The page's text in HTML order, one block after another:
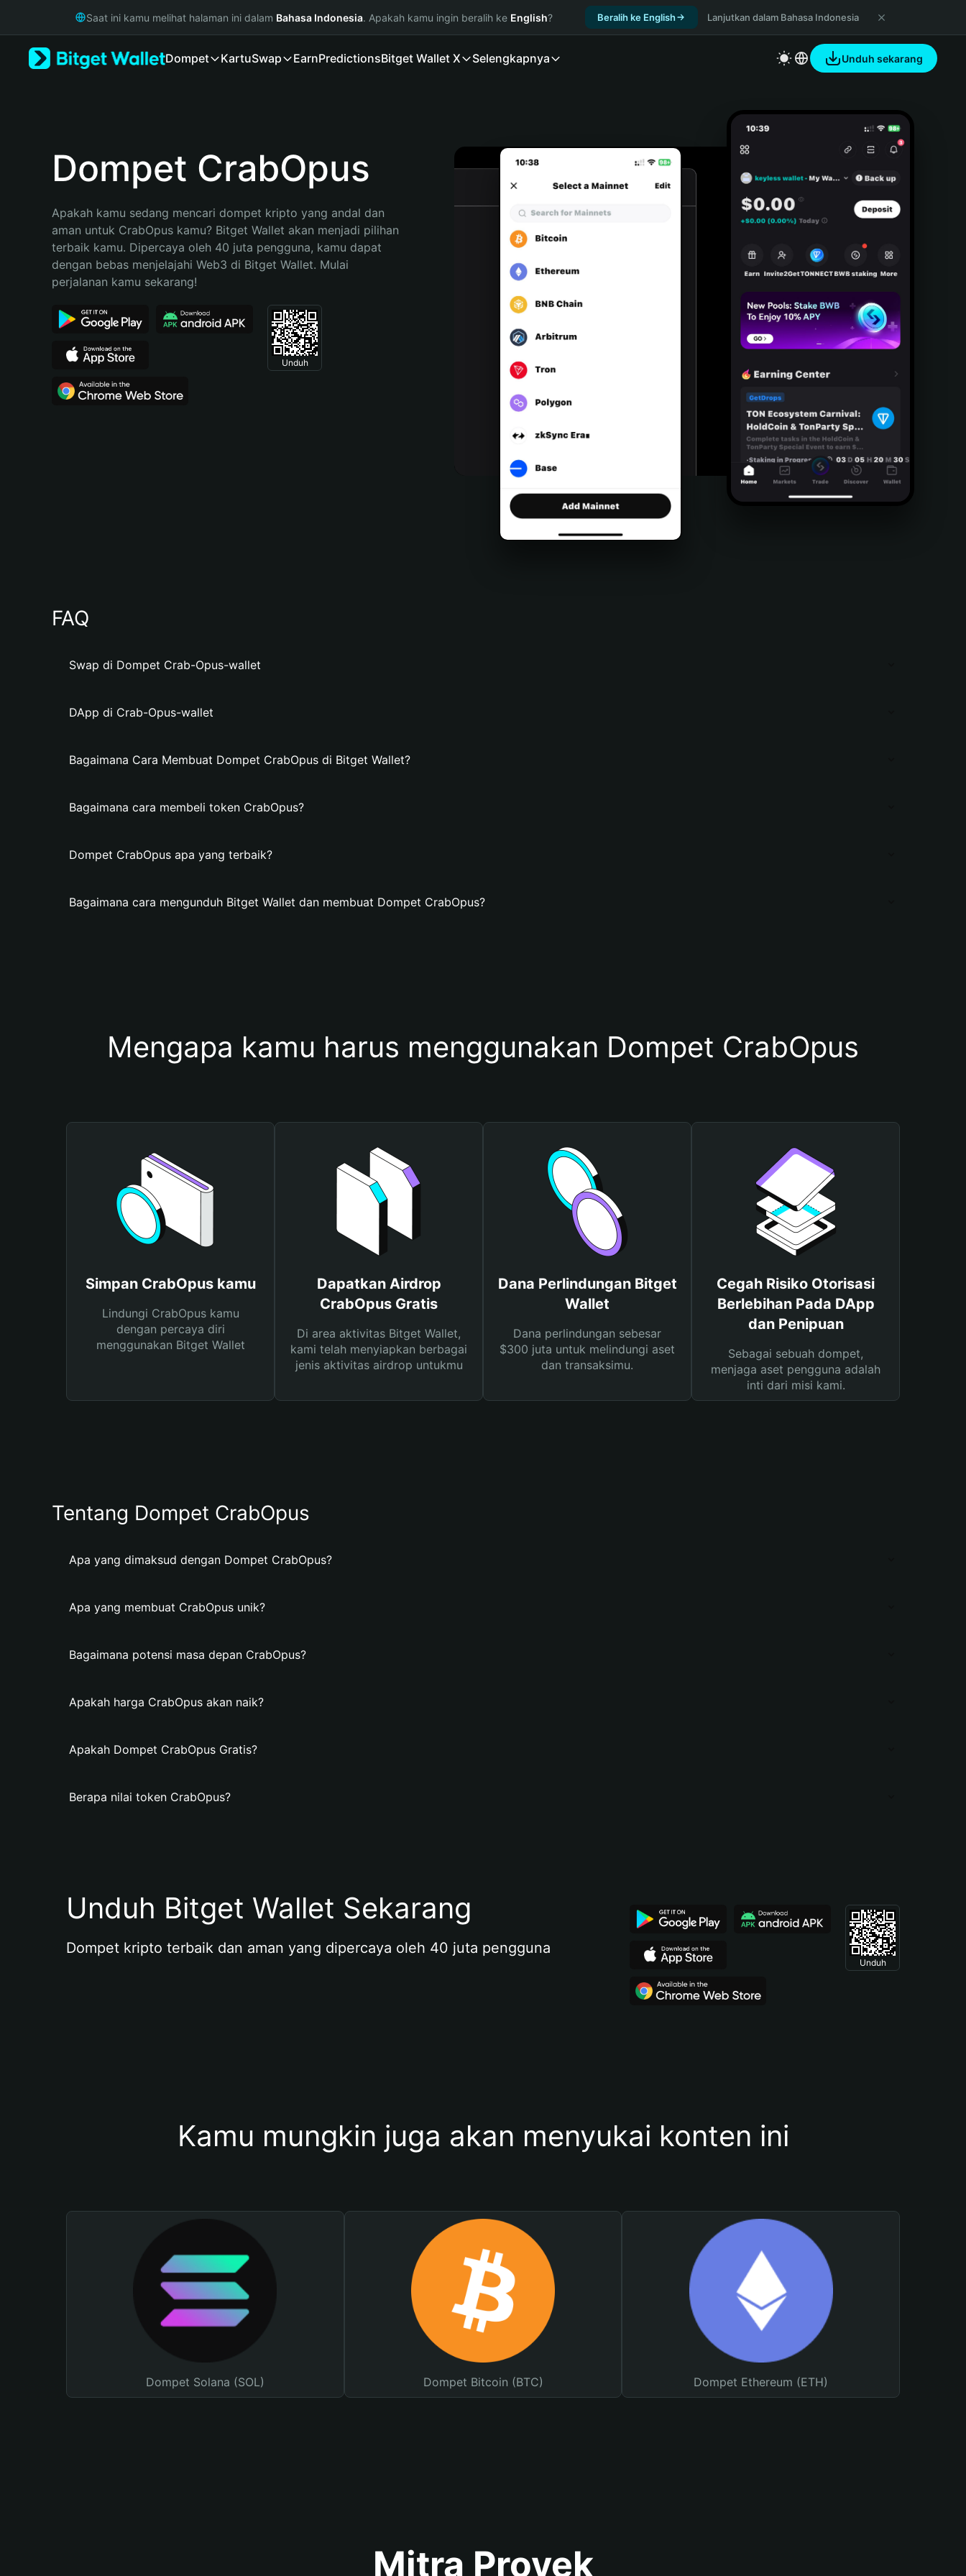
Русский
Bahasa Indonesia
Español (Argentina)
Saat ini kamu melihat halaman ini dalam Bahasa Indonesia. Apakah kamu ingin beralih ke English? Beralih ke English Lanjutkan dalam Bahasa Indonesia
Dompet KartuSwap EarnPredictionsBitget Wallet X Selengkapnya Unduh sekarang
Dompet CrabOpus
Apakah kamu sedang mencari dompet kripto yang andal dan
aman untuk CrabOpus kamu? Bitget Wallet akan menjadi pilihan
terbaik kamu. Dipercaya oleh 40 juta pengguna, kamu dapat
dengan bebas menjelajahi Web3 di Bitget Wallet. Mulai
perjalanan kamu sekarang!
Unduh
FAQ
Swap di Dompet Crab-Opus-wallet
DApp di Crab-Opus-wallet
Bagaimana Cara Membuat Dompet CrabOpus di Bitget Wallet?
Bagaimana cara membeli token CrabOpus?
Dompet CrabOpus apa yang terbaik?
Bagaimana cara mengunduh Bitget Wallet dan membuat Dompet CrabOpus?
Mengapa kamu harus menggunakan Dompet CrabOpus
Simpan CrabOpus kamu
Lindungi CrabOpus kamu
dengan percaya diri
menggunakan Bitget Wallet
Dapatkan Airdrop
CrabOpus Gratis
Di area aktivitas Bitget Wallet,
kami telah menyiapkan berbagai
jenis aktivitas airdrop untukmu
Dana Perlindungan Bitget
Wallet
Dana perlindungan sebesar
$300 juta untuk melindungi aset
dan transaksimu.
Cegah Risiko Otorisasi
Berlebihan Pada DApp
dan Penipuan
Sebagai sebuah dompet,
menjaga aset pengguna adalah
inti dari misi kami.
Tentang Dompet CrabOpus
Apa yang dimaksud dengan Dompet CrabOpus?
Apa yang membuat CrabOpus unik?
Bagaimana potensi masa depan CrabOpus?
Apakah harga CrabOpus akan naik?
Apakah Dompet CrabOpus Gratis?
Berapa nilai token CrabOpus?
Unduh Bitget Wallet Sekarang
Dompet kripto terbaik dan aman yang dipercaya oleh 40 juta pengguna
Unduh
Kamu mungkin juga akan menyukai konten ini
Dompet Solana (SOL) Dompet Bitcoin (BTC) Dompet Ethereum (ETH)
Mitra Proyek